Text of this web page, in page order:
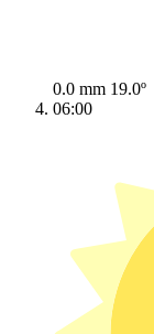
0.0 mm 19.0º
06:00